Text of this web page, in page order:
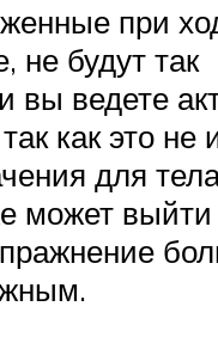
при
будут так
вы ведете
как это не
для
может